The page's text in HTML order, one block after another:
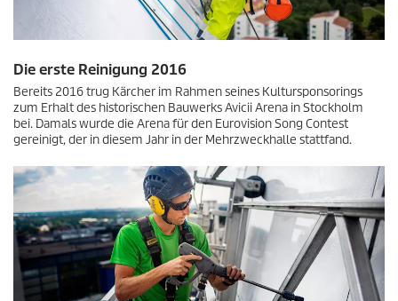
Die erste Reinigung 2016
Bereits 2016 trug Kärcher im Rahmen seines Kultursponsorings
zum Erhalt des historischen Bauwerks Avicii Arena in Stockholm
bei. Damals wurde die Arena für den Eurovision Song Contest
gereinigt, der in diesem Jahr in der Mehrzweckhalle stattfand.